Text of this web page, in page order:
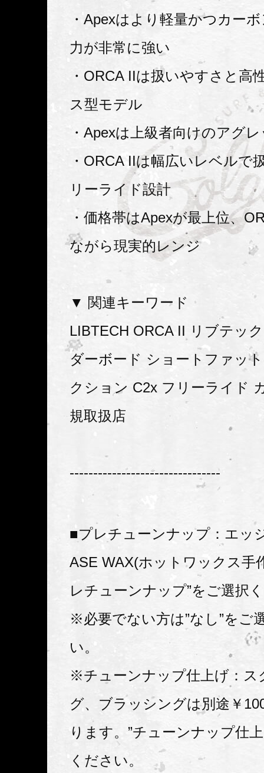
・Apexはより軽量かつカー
力が非常に強い
・ORCA IIは扱いやすさと高
ス型モデル
・Apexは上級者向けのアグ
・ORCA IIは幅広いレベルで
リーライド設計
・価格帯はApexが最上位、
ながら現実的レンジ
▼ 関連キーワード
LIBTECH ORCA II リブテッ
ダーボード ショートファッ
クション C2x フリーライド
規取扱店
--------------------------------
■プレチューンナップ：エッ
ASE WAX(ホットワックス手
レチューンナップ”をご選択
※必要でない方は”なし”をご
い。
※チューンナップ仕上げ：ス
グ、ブラッシングは別途￥
ります。”チューンナップ仕
ください。